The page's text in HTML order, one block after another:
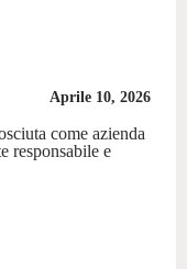
Aprile 10, 2026
come azienda
responsabile e